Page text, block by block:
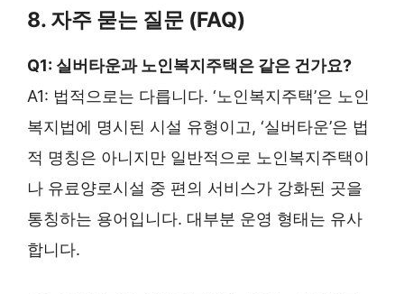
8. 자주 묻는 질문 (FAQ)
Q1: 실버타운과 노인복지주택은 같은 건가요?
A1: 법적으로는 다릅니다. ‘노인복지주택’은 노인
복지법에 명시된 시설 유형이고, ‘실버타운’은 법
적 명칭은 아니지만 일반적으로 노인복지주택이
나 유료양로시설 중 편의 서비스가 강화된 곳을
통칭하는 용어입니다. 대부분 운영 형태는 유사
합니다.